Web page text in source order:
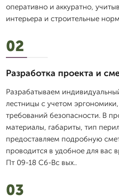
оперативно и аккуратно,
интерьера и строительные
02
Разработка проекта и
Разрабатываем
лестницы с учетом
требований безопасности. В
материалы, габариты, тип
предоставляем подробную
проводится в удобное для
Пт 09-18 Сб-Вс вых..
03